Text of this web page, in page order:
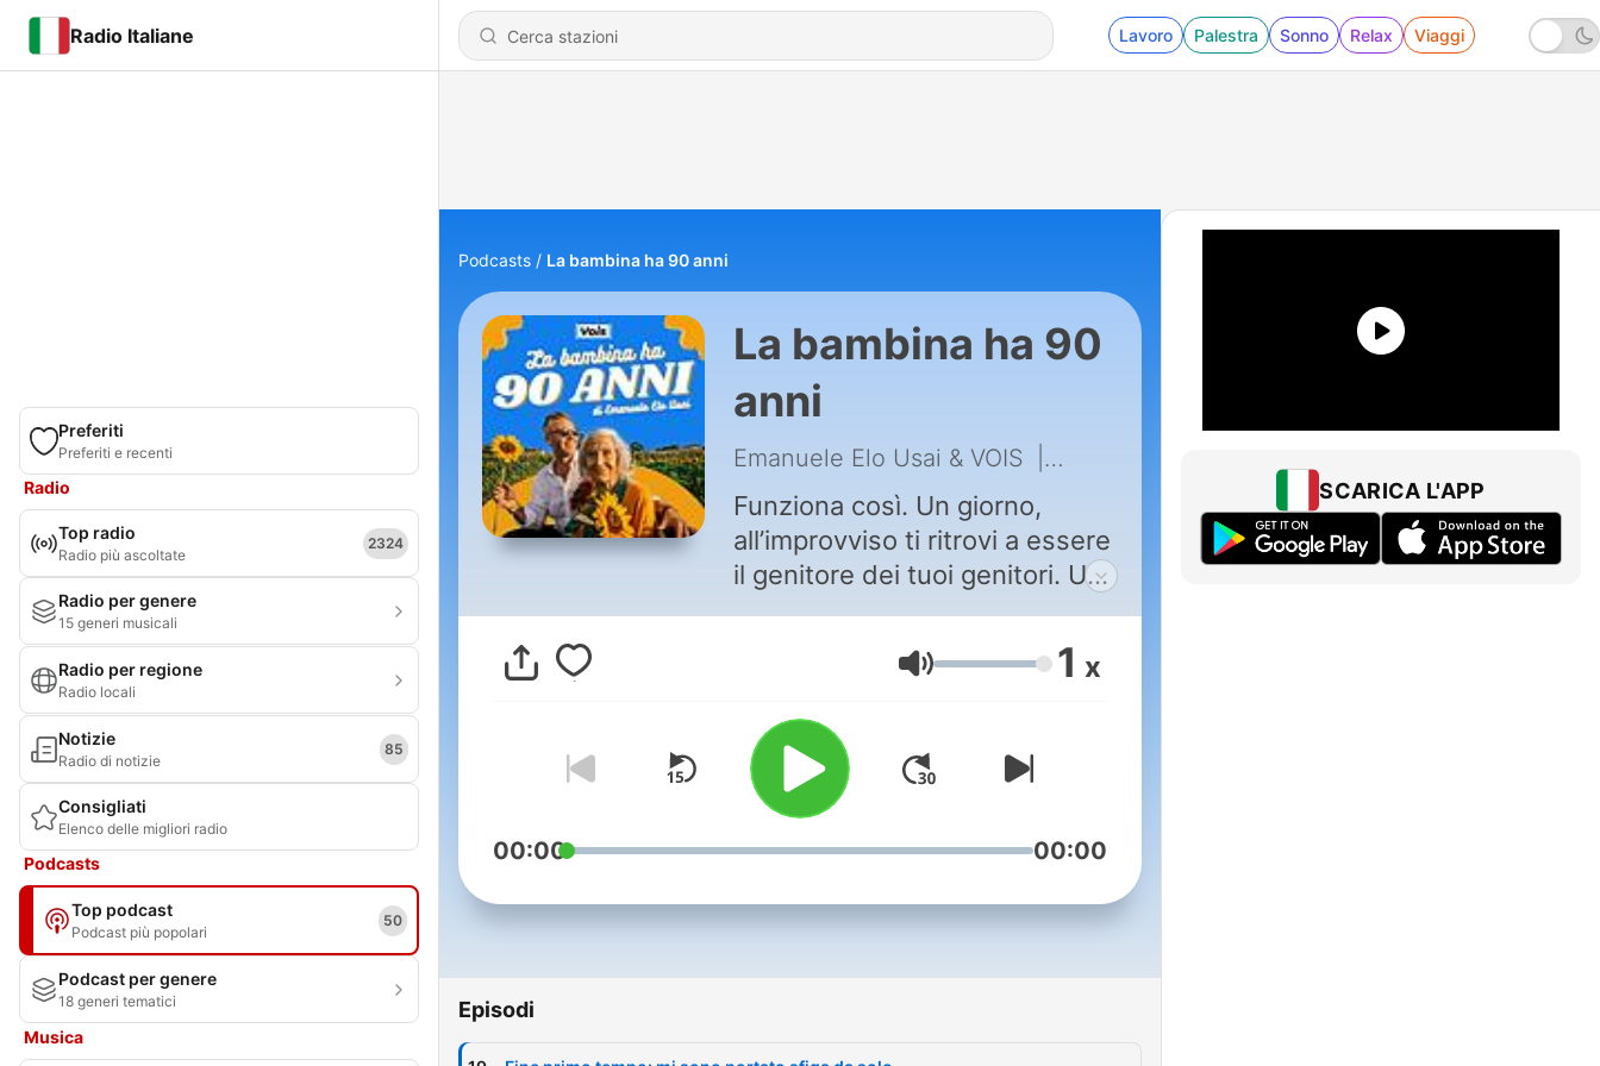
Radio Italiane Lavoro Palestra Sonno Relax Viaggi
Preferiti
Preferiti e recenti
Radio
Top radio
Radio più ascoltate
2324
Radio per genere
15 generi musicali
Radio per regione
Radio locali
Notizie
Radio di notizie
85
Consigliati
Elenco delle migliori radio
Podcasts
Top podcast
Podcast più popolari
50
Podcast per genere
18 generi tematici
Musica
Podcasts La bambina ha 90 anni
La bambina ha 90
anni
Emanuele Elo Usai & VOIS 19 - Fine primo tempo: mi sono portato sfiga
Funziona così. Un giorno,
all’improvviso ti ritrovi a essere
il genitore dei tuoi genitori. Un
caregiver. E non ti senti mai
pronto. Ma esiste un libretto di
istruzioni su agevolazioni,
strumenti e dispositivi,
badanti… insomma tutte le
varie ed eventuali per over 70?
Io sono Emanuele Elo Usai e da
18 anni sono un caregiver, in
Fertz. Curarle la depressione
Instagram è stato un
tante altre esperienze da
Volume 1 x
00:00 00:00
Episodi
SCARICA L'APP